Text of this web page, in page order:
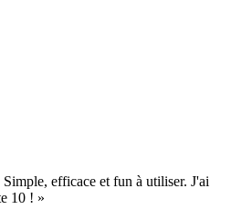
efficace et fun à utiliser. J'ai
10 ! »